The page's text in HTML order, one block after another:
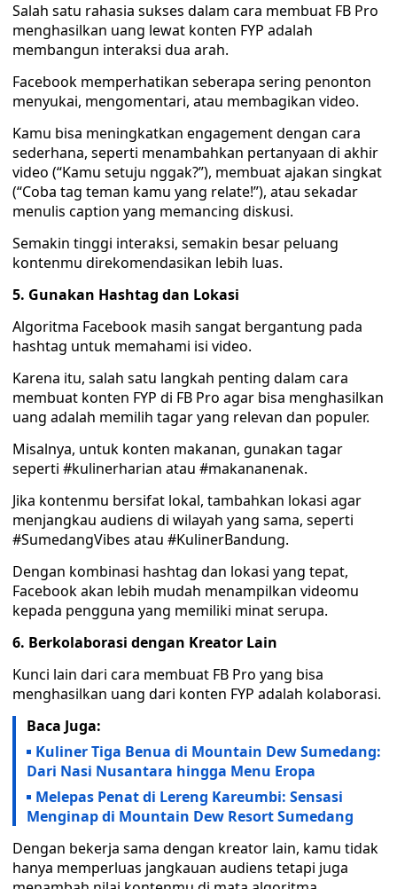
Salah satu rahasia sukses dalam cara membuat FB Pro
menghasilkan uang lewat konten FYP adalah
membangun interaksi dua arah.
Facebook memperhatikan seberapa sering penonton
menyukai, mengomentari, atau membagikan video.
Kamu bisa meningkatkan engagement dengan cara
sederhana, seperti menambahkan pertanyaan di akhir
video (“Kamu setuju nggak?”), membuat ajakan singkat
(“Coba tag teman kamu yang relate!”), atau sekadar
menulis caption yang memancing diskusi.
Semakin tinggi interaksi, semakin besar peluang
kontenmu direkomendasikan lebih luas.
5. Gunakan Hashtag dan Lokasi
Algoritma Facebook masih sangat bergantung pada
hashtag untuk memahami isi video.
Karena itu, salah satu langkah penting dalam cara
membuat konten FYP di FB Pro agar bisa menghasilkan
uang adalah memilih tagar yang relevan dan populer.
Misalnya, untuk konten makanan, gunakan tagar
seperti #kulinerharian atau #makananenak.
Jika kontenmu bersifat lokal, tambahkan lokasi agar
menjangkau audiens di wilayah yang sama, seperti
#SumedangVibes atau #KulinerBandung.
Dengan kombinasi hashtag dan lokasi yang tepat,
Facebook akan lebih mudah menampilkan videomu
kepada pengguna yang memiliki minat serupa.
6. Berkolaborasi dengan Kreator Lain
Kunci lain dari cara membuat FB Pro yang bisa
menghasilkan uang dari konten FYP adalah kolaborasi.
Baca Juga:
Kuliner Tiga Benua di Mountain Dew Sumedang:
Dari Nasi Nusantara hingga Menu Eropa
Melepas Penat di Lereng Kareumbi: Sensasi
Menginap di Mountain Dew Resort Sumedang
Dengan bekerja sama dengan kreator lain, kamu tidak
hanya memperluas jangkauan audiens tetapi juga